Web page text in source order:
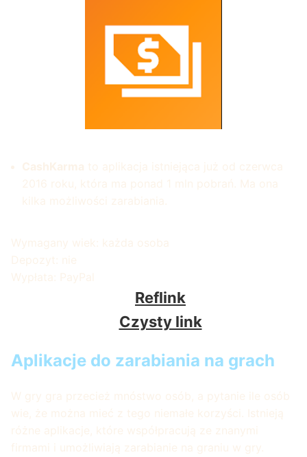
CashKarma to aplikacja istniejąca już od czerwca
2016 roku, która ma ponad 1 mln pobrań. Ma ona
kilka możliwości zarabiania.
Wymagany wiek: każda osoba
Depozyt: nie
Wypłata: PayPal
Reflink
Czysty link
Aplikacje do zarabiania na grach
W gry gra przecież mnóstwo osób, a pytanie ile osób
wie, że można mieć z tego niemałe korzyści. Istnieją
różne aplikacje, które współpracują ze znanymi
firmami i umożliwiają zarabianie na graniu w gry.